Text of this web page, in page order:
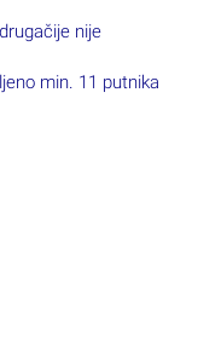
nije
min. 11 putnika